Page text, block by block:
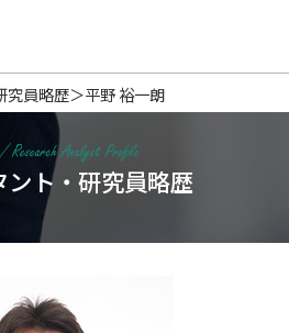
究員略歴 平野 裕一朗
ント・研究員略歴